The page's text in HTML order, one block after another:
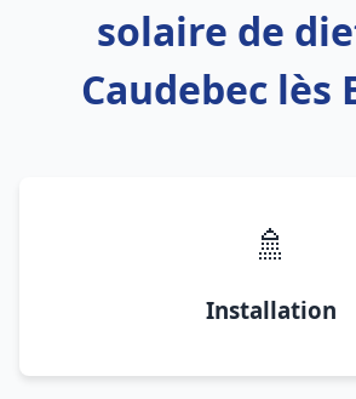
solaire de
Caudebec lès
🚿
Installation